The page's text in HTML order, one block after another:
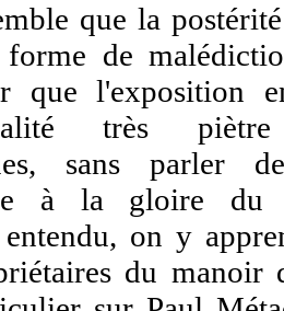
que la
de
que l'exposition
très piètre
sans parler
à la gloire du
on y
du manoir